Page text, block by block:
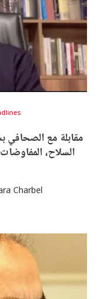
مقابلة مع
السلاح،
Charbel
U0633U0627U062EU0646